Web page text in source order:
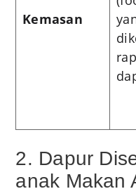
Kemasan
2. Dapur
anak Makan